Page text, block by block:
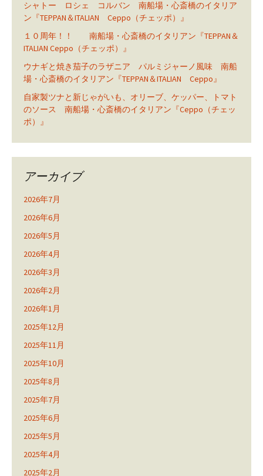
シャトー ロシェ コルバン 南船場・心斎橋のイタリア
ン『TEPPAN＆ITALIAN Ceppo（チェッポ）』
１０周年！！ 南船場・心斎橋のイタリアン『TEPPAN＆
ITALIAN Ceppo（チェッポ）』
ウナギと焼き茄子のラザニア パルミジャーノ風味 南船
場・心斎橋のイタリアン『TEPPAN＆ITALIAN Ceppo』
自家製ツナと新じゃがいも、オリーブ、ケッパー、トマト
のソース 南船場・心斎橋のイタリアン『Ceppo（チェッ
ポ）』
アーカイブ
2026年7月
2026年6月
2026年5月
2026年4月
2026年3月
2026年2月
2026年1月
2025年12月
2025年11月
2025年10月
2025年8月
2025年7月
2025年6月
2025年5月
2025年4月
2025年2月